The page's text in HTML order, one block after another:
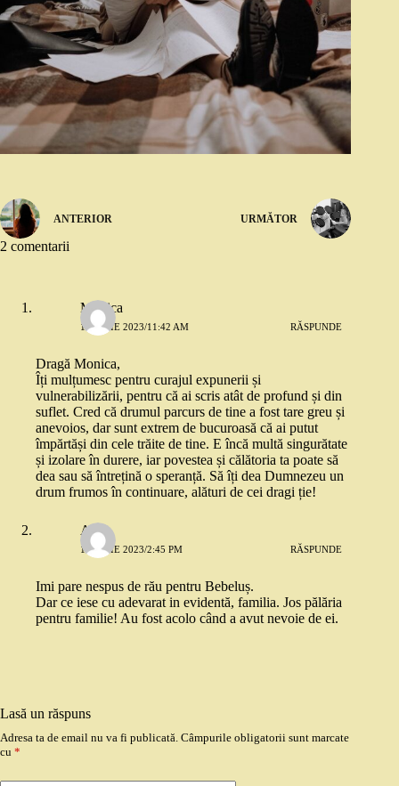
ANTERIOR URMĂTOR
2 comentarii
Monica
13 IULIE 2023/11:42 AM RĂSPUNDE
Dragă Monica,
Îți mulțumesc pentru curajul expunerii și
vulnerabilizării, pentru că ai scris atât de profund și din
suflet. Cred că drumul parcurs de tine a fost tare greu și
anevoios, dar sunt extrem de bucuroasă că ai putut
împărtăși din cele trăite de tine. E încă multă singurătate
și izolare în durere, iar povestea și călătoria ta poate să
dea sau să întrețină o speranță. Să îți dea Dumnezeu un
drum frumos în continuare, alături de cei dragi ție!
Anna
13 IULIE 2023/2:45 PM RĂSPUNDE
Imi pare nespus de rău pentru Bebeluș.
Dar ce iese cu adevarat in evidentă, familia. Jos pălăria
pentru familie! Au fost acolo când a avut nevoie de ei.
Lasă un răspuns
Adresa ta de email nu va fi publicată. Câmpurile obligatorii sunt marcate
cu *